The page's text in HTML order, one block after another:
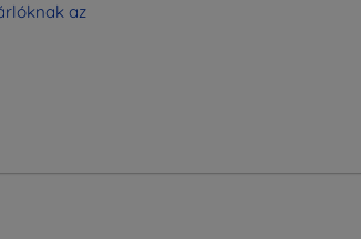
az